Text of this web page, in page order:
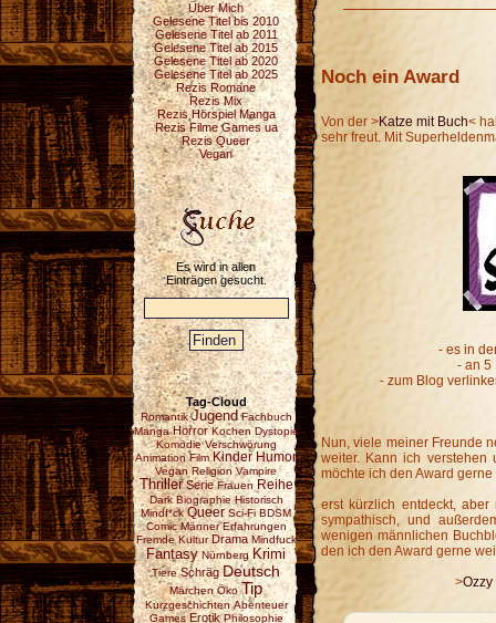
Über Mich
Gelesene Titel bis 2010
Gelesene Titel ab 2011
Gelesene Titel ab 2015
Gelesene Titel ab 2020
Gelesene Titel ab 2025
Rezis Romane
Rezis Mix
Rezis Hörspiel Manga
Rezis Filme Games ua
Rezis Queer
Vegan
Es wird in allen
Einträgen gesucht.
Tag-Cloud
Romantik Jugend Fachbuch
Manga Horror Kochen Dystopie
Komödie Verschwörung
Animation Film Kinder Humor
Vegan Religion Vampire
Thriller Serie Frauen Reihe
Dark Biographie Historisch
Mindf*ck Queer Sci-Fi BDSM
Comic Männer Erfahrungen
Fremde Kultur Drama Mindfuck
Fantasy Nürnberg Krimi
Tiere Schräg Deutsch
Märchen Öko Tip
Kurzgeschichten Abenteuer
Games Erotik Philosophie
Noch ein Award
Von der >Katze mit Buch<
sehr freut. Mit
- es in
- an 5
- zum Blog
Nun, viele meiner Freunde
weiter. Kann ich verstehen
möchte ich den Award
erst kürzlich entdeckt,
sympathisch, und
wenigen männlichen
den ich den Award gerne
>Ozzy